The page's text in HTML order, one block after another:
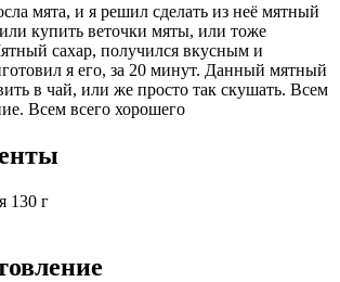
мята, и я решил сделать из неё мятный
купить веточки мяты, или тоже
сахар, получился вкусным и
я его, за 20 минут. Данный мятный
в чай, или же просто так скушать. Всем
Всем всего хорошего
130 г